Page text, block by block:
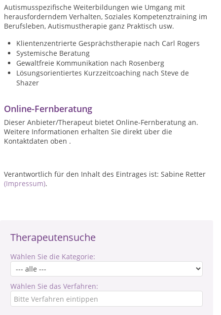
Therapeutensuche
Wählen Sie die Kategorie:
Wählen Sie das Verfahren:
Autismusspezifische Weiterbildungen wie Umgang mit
herausforderndem Verhalten, Soziales Kompetenztraining im
Berufsleben, Autismustherapie ganz Praktisch usw.
Klientenzentrierte Gesprächstherapie nach Carl Rogers
Systemische Beratung
Gewaltfreie Kommunikation nach Rosenberg
Lösungsorientiertes Kurzzeitcoaching nach Steve de
Shazer
Online-Fernberatung
Dieser Anbieter/Therapeut bietet Online-Fernberatung an.
Weitere Informationen erhalten Sie direkt über die
Kontaktdaten oben .
Verantwortlich für den Inhalt des Eintrages ist: Sabine Retter
(Impressum).